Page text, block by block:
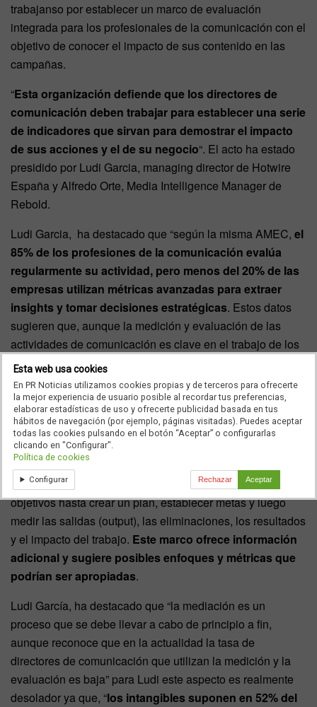
trabajanso por establecer un marco de evaluación
integrada para los profesionales de la comunicación con el
objetivo de conocer el impacto de sus contenido en las
campañas.
“Esta organización defiende que los directores de
comunicación deben trabajar para establecer una serie
de indicadores que sirvan para demostrar el impacto
de sus acciones y el de su negocio“. El acto ha estado
presidido por Ludi Garcia, managing director de Hotwire
España y Alfredo Orte, Media Intelligence Manager de
Rebold.
Ludi Garcia, ha destacado que “según la misma AMEC, el
85% de los profesiones de la comunicación evalúa
regularmente su actividad, pero menos del 20% de las
empresas utilizan métricas avanzadas para extraer
insights y tomar decisiones estratégicas. Estos datos
sugieren que, aunque la medición y evaluación de las
actividades de comunicación es clave en el trabajo de los
directores y agencias de comunicación, “aún queda mucho
por hacer en esta materia”.
Con este objetivo, AMEC, ha lanzado una nueva
herramienta interactiva para ayudar a los procesos de
medición de comunicación de las camapañas. Este nuevo
marco interactivo de medición de la comunicación integral
guia al usuario a través del proceso desde alinear
objetivos hasta crear un plan, establecer metas y luego
medir las salidas (output), las eliminaciones, los resultados
y el impacto del trabajo. Este marco ofrece información
adicional y sugiere posibles enfoques y métricas que
podrían ser apropiadas.
Ludi García, ha destacado que “la mediación es un
proceso que se debe llevar a cabo de principio a fin,
aunque reconoce que en la actualidad la tasa de
directores de comunicación que utilizan la medición y la
evaluación es baja” para Ludi este aspecto es realmente
desolador ya que, “los intangibles suponen en 52% del
Esta web usa cookies
En PR Noticias utilizamos cookies propias y de terceros para ofrecerte
la mejor experiencia de usuario posible al recordar tus preferencias,
elaborar estadísticas de uso y ofrecerte publicidad basada en tus
hábitos de navegación (por ejemplo, páginas visitadas). Puedes aceptar
todas las cookies pulsando en el botón “Aceptar” o configurarlas
clicando en "Configurar".
Política de cookies
Configurar Rechazar Aceptar